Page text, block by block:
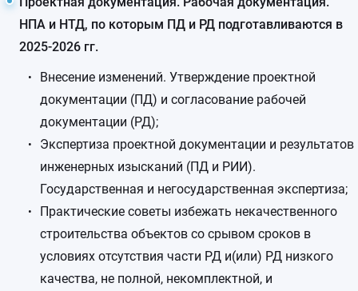
НПА и НТД, по которым ПД и РД подготавливаются в
2025-2026 гг.
Внесение изменений. Утверждение проектной
документации (ПД) и согласование рабочей
документации (РД);
Экспертиза проектной документации и результатов
инженерных изысканий (ПД и РИИ).
Государственная и негосударственная экспертиза;
Практические советы избежать некачественного
строительства объектов со срывом сроков в
условиях отсутствия части РД и(или) РД низкого
качества, не полной, некомплектной, и